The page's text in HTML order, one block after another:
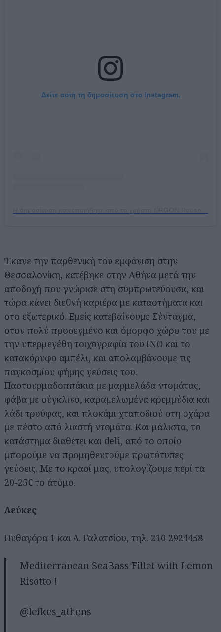
Δείτε αυτή τη δημοσίευση στο Instagram.
Έκανε την παρθενική του εμφάνιση στην
Θεσσαλονίκη, κατέβηκε στην Αθήνα μετά την
αποδοχή που γνώρισε στη συμπρωτεύουσα, και
τώρα κάνει διεθνή καριέρα με καταστήματα και
στο εξωτερικό. Εμείς κατεβαίνουμε Σύνταγμα,
στον πολύ προσεγμένο και όμορφο χώρο του με
την υπερμεγέθη τοιχογραφία του ΙΝΟ και το
κατακόρυφο αμπέλι, και απολαμβάνουμε τις
παγκοσμίου φήμης γεύσεις του.
Παστουρμαδοπιτάκια με μαρμελάδα ντομάτας,
φάβα με σύγκλινο, καραμελωμένα κρεμμύδια και
λάδι τρούφας, και πλοκάμι χταποδιού στη σχάρα
με πέστο από λιαστή ντομάτα. Και μάλιστα, το
κατάστημα διαθέτει και deli, από το οποίο
μπορούμε να προμηθευτούμε πρωτότυπες
γεύσεις. Με το κρασί μας, υπολογίζουμε περί τα
20-25€ το άτομο.
Λεύκες
Πυθαγόρα 1 και Λ. Γαλατσίου, τηλ. 210 2924458
Mediterranean SeaBass Fillet with Lemon
Risotto !
@lefkes_athens